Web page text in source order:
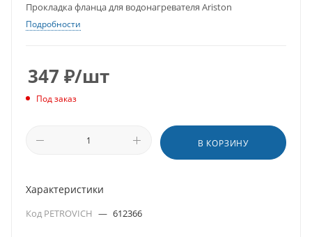
Прокладка фланца для водонагревателя Ariston
Подробности
347 ₽/шт
Под заказ
В КОРЗИНУ
Характеристики
Код PETROVICH — 612366